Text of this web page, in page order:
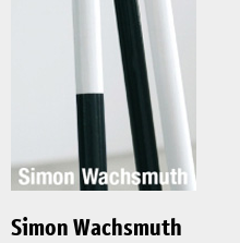
Simon Wachsmuth